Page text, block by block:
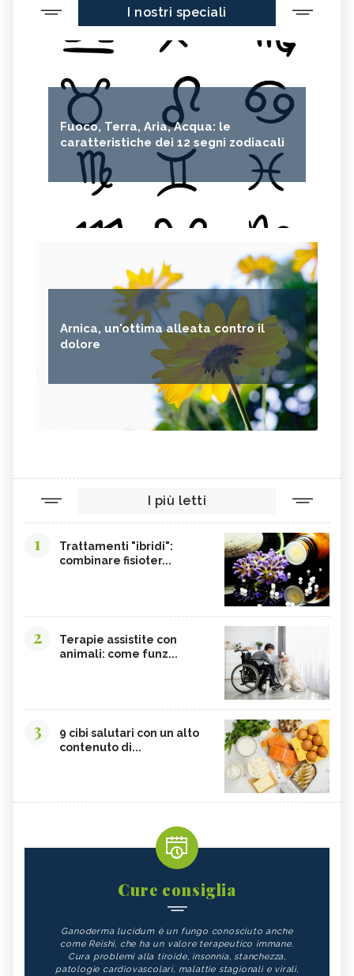
I nostri speciali
Fuoco, Terra, Aria, Acqua: le
caratteristiche dei 12 segni zodiacali
Arnica, un'ottima alleata contro il
dolore
I più letti
1
Trattamenti "ibridi":
combinare fisioter...
2
Terapie assistite con
animali: come funz...
3
9 cibi salutari con un alto
contenuto di...
Cure consiglia
Ganoderma lucidum è un fungo conosciuto anche
come Reishi, che ha un valore terapeutico immane.
Cura problemi alla tiroide, insonnia, stanchezza,
patologie cardiovascolari, malattie stagionali e virali,